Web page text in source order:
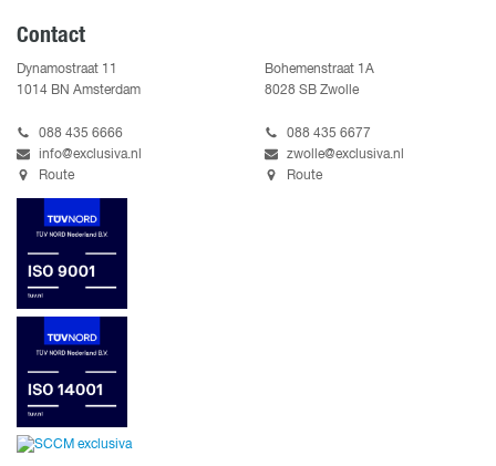
Contact
Dynamostraat 11
1014 BN Amsterdam
088 435 6666
info@exclusiva.nl
Route
Bohemenstraat 1A
8028 SB Zwolle
088 435 6677
zwolle@exclusiva.nl
Route